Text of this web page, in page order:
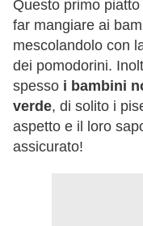
Questo primo
far mangiare ai
mescolandolo con
dei pomodorini.
spesso i bambini
verde, di solito i
aspetto e il loro
assicurato!